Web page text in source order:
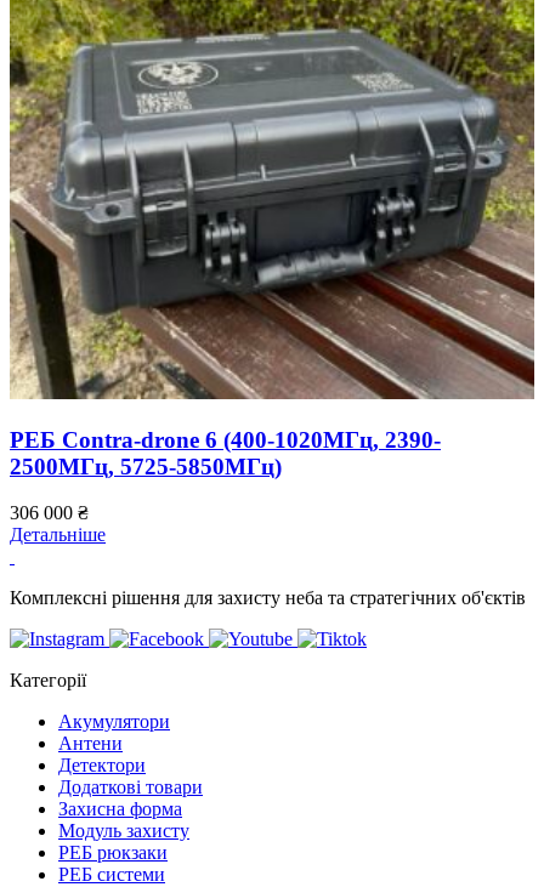
РЕБ Contra-drone 6 (400-1020МГц, 2390-
2500МГц, 5725-5850МГц)
306 000 ₴
Детальніше
Комплексні рішення для захисту неба та стратегічних об'єктів
Категорії
Акумулятори
Антени
Детектори
Додаткові товари
Захисна форма
Модуль захисту
РЕБ рюкзаки
РЕБ системи